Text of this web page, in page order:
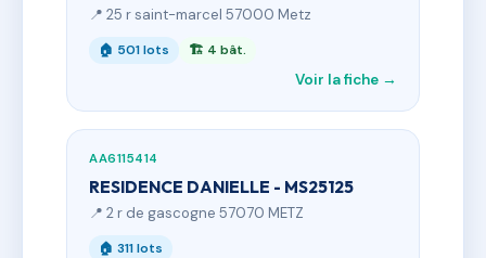
📍 25 r saint-marcel 57000 Metz
🏠 501 lots 🏗 4 bât.
Voir la fiche →
AA6115414
RESIDENCE DANIELLE - MS25125
📍 2 r de gascogne 57070 METZ
🏠 311 lots